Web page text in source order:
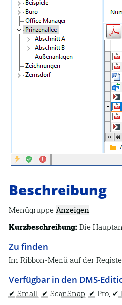
Beschreibung
Menügruppe Anzeigen
Kurzbeschreibung: Die
Zu finden
Im Ribbon-Menü auf der
Verfügbar in den DMS-
Small ScanSnap Pro,